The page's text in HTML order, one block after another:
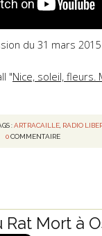
du 31 mars 2015
"Nice, soleil, fleurs.
:ARTRACAILLE, RADIO
0 COMMENTAIRE
Rat Mort à